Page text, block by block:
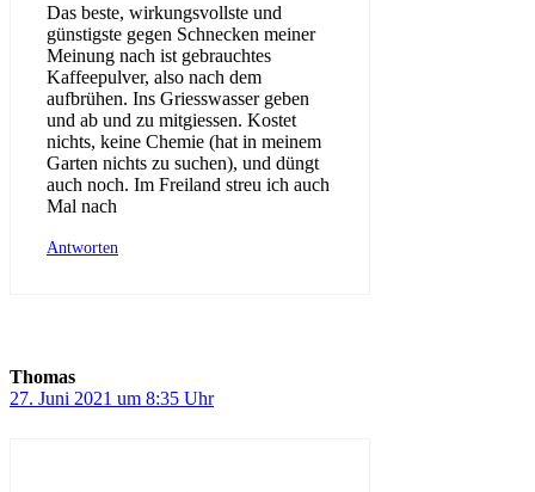
Das beste, wirkungsvollste und
günstigste gegen Schnecken meiner
Meinung nach ist gebrauchtes
Kaffeepulver, also nach dem
aufbrühen. Ins Griesswasser geben
und ab und zu mitgiessen. Kostet
nichts, keine Chemie (hat in meinem
Garten nichts zu suchen), und düngt
auch noch. Im Freiland streu ich auch
Mal nach
Antworten
Thomas
27. Juni 2021 um 8:35 Uhr